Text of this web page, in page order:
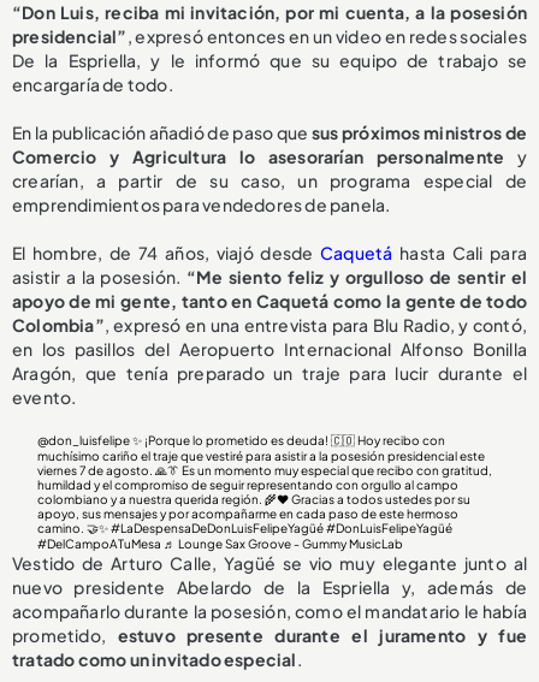
“Don Luis, reciba mi invitación, por mi cuenta, a la posesión
presidencial”, expresó entonces en un video en redes sociales
De la Espriella, y le informó que su equipo de trabajo se
encargaría de todo.
En la publicación añadió de paso que sus próximos ministros de
Comercio y Agricultura lo asesorarían personalmente y
crearían, a partir de su caso, un programa especial de
emprendimientos para vendedores de panela.
El hombre, de 74 años, viajó desdeCaquetá hasta Cali para
asistir a la posesión. “Me siento feliz y orgulloso de sentir el
apoyo de mi gente, tanto en Caquetá como la gente de todo
Colombia”, expresó en una entrevista para Blu Radio, y contó,
en los pasillos del Aeropuerto Internacional Alfonso Bonilla
Aragón, que tenía preparado un traje para lucir durante el
evento.
@don_luisfelipe✨ ¡Porque lo prometido es deuda! 🇨🇴 Hoy recibo con
muchísimo cariño el traje que vestiré para asistir a la posesión presidencial este
viernes 7 de agosto. 🙏👔 Es un momento muy especial que recibo con gratitud,
humildad y el compromiso de seguir representando con orgullo al campo
colombiano y a nuestra querida región. 🌾❤️ Gracias a todos ustedes por su
apoyo, sus mensajes y por acompañarme en cada paso de este hermoso
camino. 🤝✨#LaDespensaDeDonLuisFelipeYagüé #DonLuisFelipeYagüé
#DelCampoATuMesa ♬ Lounge Sax Groove - Gummy MusicLab
Vestido de Arturo Calle, Yagüé se vio muy elegante junto al
nuevo presidente Abelardo de la Espriella y, además de
acompañarlo durante la posesión, como el mandatario le había
prometido, estuvo presente durante el juramento y fue
tratado como un invitado especial.